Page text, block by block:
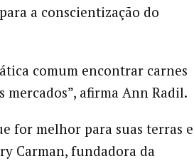
a conscientização do
comum encontrar carnes
afirma Ann Radil.
for melhor para suas terras e
Carman, fundadora da